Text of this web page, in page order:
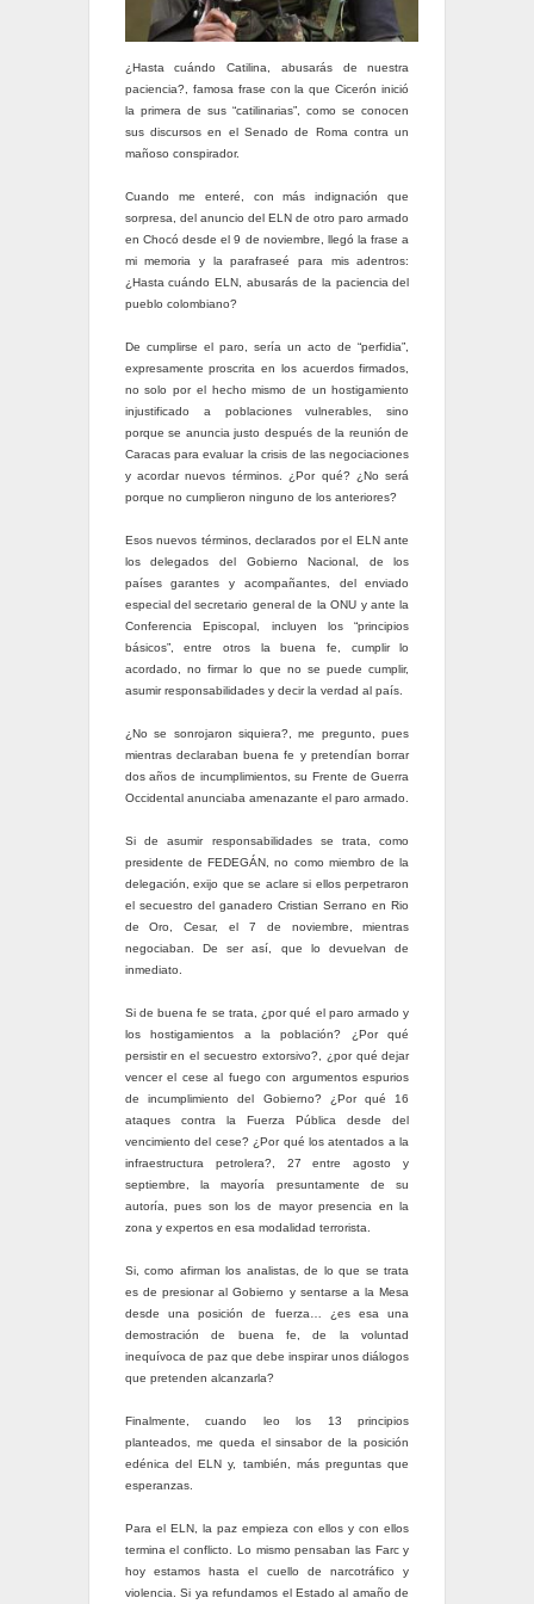
¿Hasta cuándo Catilina, abusarás de nuestra
paciencia?, famosa frase con la que Cicerón inició
la primera de sus “catilinarias”, como se conocen
sus discursos en el Senado de Roma contra un
mañoso conspirador.
Cuando me enteré, con más indignación que
sorpresa, del anuncio del ELN de otro paro armado
en Chocó desde el 9 de noviembre, llegó la frase a
mi memoria y la parafraseé para mis adentros:
¿Hasta cuándo ELN, abusarás de la paciencia del
pueblo colombiano?
De cumplirse el paro, sería un acto de “perfidia”,
expresamente proscrita en los acuerdos firmados,
no solo por el hecho mismo de un hostigamiento
injustificado a poblaciones vulnerables, sino
porque se anuncia justo después de la reunión de
Caracas para evaluar la crisis de las negociaciones
y acordar nuevos términos. ¿Por qué? ¿No será
porque no cumplieron ninguno de los anteriores?
Esos nuevos términos, declarados por el ELN ante
los delegados del Gobierno Nacional, de los
países garantes y acompañantes, del enviado
especial del secretario general de la ONU y ante la
Conferencia Episcopal, incluyen los “principios
básicos”, entre otros la buena fe, cumplir lo
acordado, no firmar lo que no se puede cumplir,
asumir responsabilidades y decir la verdad al país.
¿No se sonrojaron siquiera?, me pregunto, pues
mientras declaraban buena fe y pretendían borrar
dos años de incumplimientos, su Frente de Guerra
Occidental anunciaba amenazante el paro armado.
Si de asumir responsabilidades se trata, como
presidente de FEDEGÁN, no como miembro de la
delegación, exijo que se aclare si ellos perpetraron
el secuestro del ganadero Cristian Serrano en Rio
de Oro, Cesar, el 7 de noviembre, mientras
negociaban. De ser así, que lo devuelvan de
inmediato.
Si de buena fe se trata, ¿por qué el paro armado y
los hostigamientos a la población? ¿Por qué
persistir en el secuestro extorsivo?, ¿por qué dejar
vencer el cese al fuego con argumentos espurios
de incumplimiento del Gobierno? ¿Por qué 16
ataques contra la Fuerza Pública desde del
vencimiento del cese? ¿Por qué los atentados a la
infraestructura petrolera?, 27 entre agosto y
septiembre, la mayoría presuntamente de su
autoría, pues son los de mayor presencia en la
zona y expertos en esa modalidad terrorista.
Si, como afirman los analistas, de lo que se trata
es de presionar al Gobierno y sentarse a la Mesa
desde una posición de fuerza… ¿es esa una
demostración de buena fe, de la voluntad
inequívoca de paz que debe inspirar unos diálogos
que pretenden alcanzarla?
Finalmente, cuando leo los 13 principios
planteados, me queda el sinsabor de la posición
edénica del ELN y, también, más preguntas que
esperanzas.
Para el ELN, la paz empieza con ellos y con ellos
termina el conflicto. Lo mismo pensaban las Farc y
hoy estamos hasta el cuello de narcotráfico y
violencia. Si ya refundamos el Estado al amaño de